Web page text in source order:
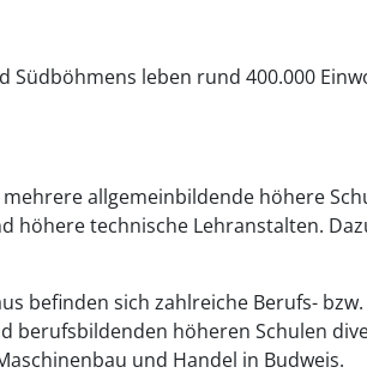
Südböhmens leben rund 400.000
allgemeinbildende höhere
höhere technische Lehranstalten.
befinden sich zahlreiche Berufs-
berufsbildenden höheren Schulen
und Handel in Budweis.